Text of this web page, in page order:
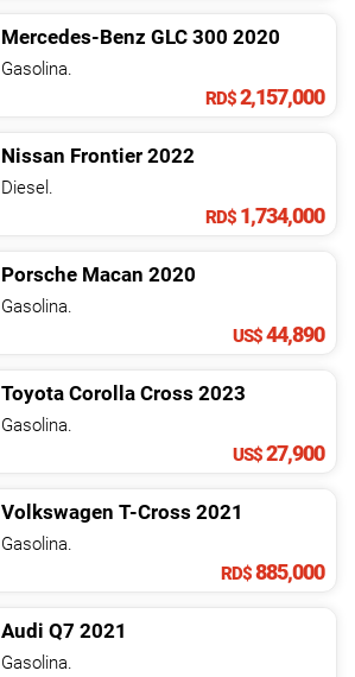
Mercedes-Benz GLC 300 2020
Gasolina.
RD$2,157,000
Nissan Frontier 2022
Diesel.
RD$ 1,734,000
Porsche Macan 2020
Gasolina.
US$44,890
Toyota Corolla Cross 2023
Gasolina.
US$27,900
Volkswagen T-Cross 2021
Gasolina.
RD$885,000
Audi Q7 2021
Gasolina.